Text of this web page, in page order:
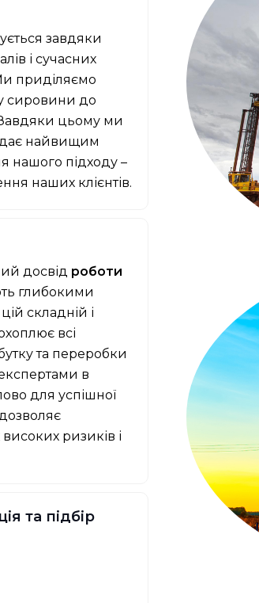
завдяки
і сучасних
приділяємо
сировини до
Завдяки цьому ми
найвищим
нашого підходу –
наших клієнтів.
досвід роботи
глибокими
складній і
всі
та переробки
в
для успішної
ризиків і
та підбір